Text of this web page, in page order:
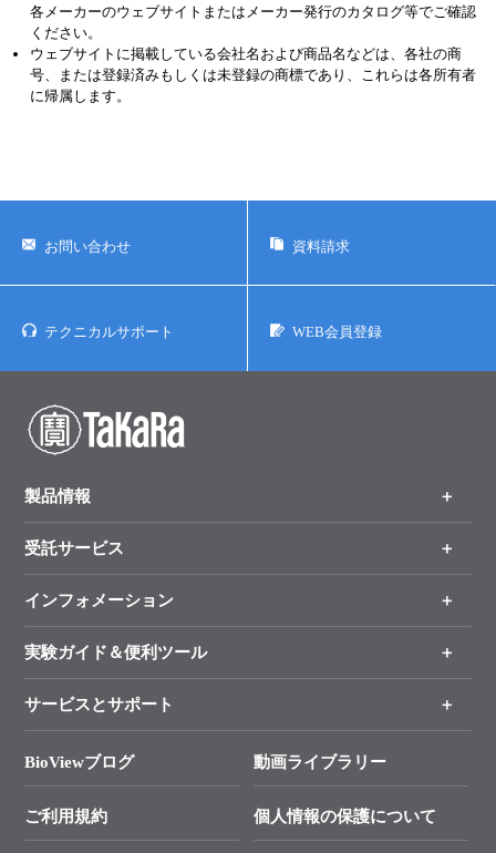
各メーカーのウェブサイトまたはメーカー発行のカタログ等でご確認
ください。
ウェブサイトに掲載している会社名および商品名などは、各社の商
号、または登録済みもしくは未登録の商標であり、これらは各所有者
に帰属します。
お問い合わせ 資料請求
テクニカルサポート WEB会員登録
製品情報
製品一覧
手法から製品を探す
新製品情報
受託サービス
オンライン注文
インフォメーション
キャンペーン
タカラバイオ各種会員募集のお知らせ
終売製品のお知らせ
価格改定のご案内
実験ガイド＆便利ツール
リアルタイムPCR実験のススメ
幹細胞・再生医療研究ガイド
クローニング実験ガイド
サービスとサポート
総合お問い合わせ
BioViewブログ 動画ライブラリー
ご利用規約 個人情報の保護について